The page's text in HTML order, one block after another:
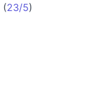
(23/5)